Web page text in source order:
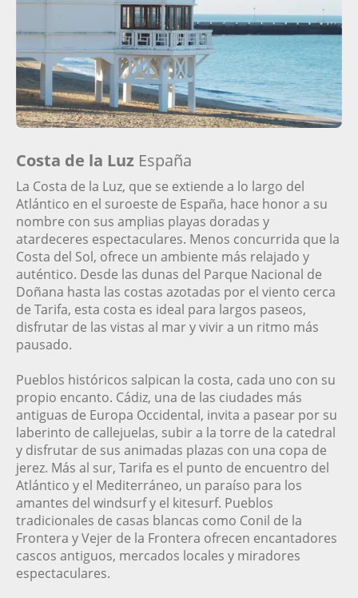
Costa de la Luz España
La Costa de la Luz, que se extiende a lo largo del
Atlántico en el suroeste de España, hace honor a su
nombre con sus amplias playas doradas y
atardeceres espectaculares. Menos concurrida que la
Costa del Sol, ofrece un ambiente más relajado y
auténtico. Desde las dunas del Parque Nacional de
Doñana hasta las costas azotadas por el viento cerca
de Tarifa, esta costa es ideal para largos paseos,
disfrutar de las vistas al mar y vivir a un ritmo más
pausado.
Pueblos históricos salpican la costa, cada uno con su
propio encanto. Cádiz, una de las ciudades más
antiguas de Europa Occidental, invita a pasear por su
laberinto de callejuelas, subir a la torre de la catedral
y disfrutar de sus animadas plazas con una copa de
jerez. Más al sur, Tarifa es el punto de encuentro del
Atlántico y el Mediterráneo, un paraíso para los
amantes del windsurf y el kitesurf. Pueblos
tradicionales de casas blancas como Conil de la
Frontera y Vejer de la Frontera ofrecen encantadores
cascos antiguos, mercados locales y miradores
espectaculares.